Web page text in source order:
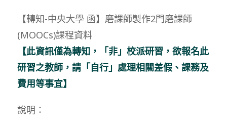
【轉知-中央大學 函】磨課師製作2門磨課師
(MOOCs)課程資料
【此資訊僅為轉知，「非」校派研習，欲報名此
研習之教師，請「自行」處理相關差假、課務及
費用等事宜】
說明：